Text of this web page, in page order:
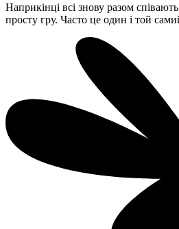
Наприкінці всі знову разом
просту гру. Часто це один і той